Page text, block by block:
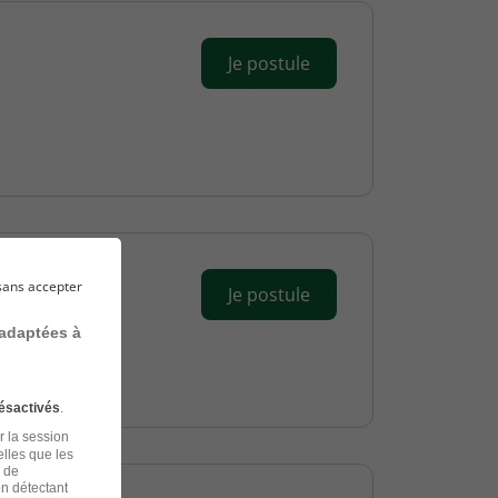
Je postule
Je postule
accepter
à
.
la session
que les
de
détectant